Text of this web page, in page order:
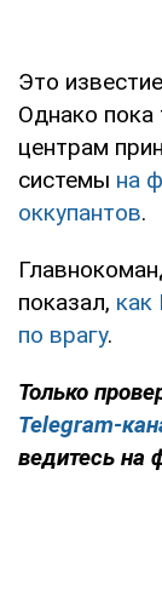
Это известие
Однако пока
центрам
системы на
оккупантов.
показал, как
по врагу.
Только
Telegram-
ведитесь на